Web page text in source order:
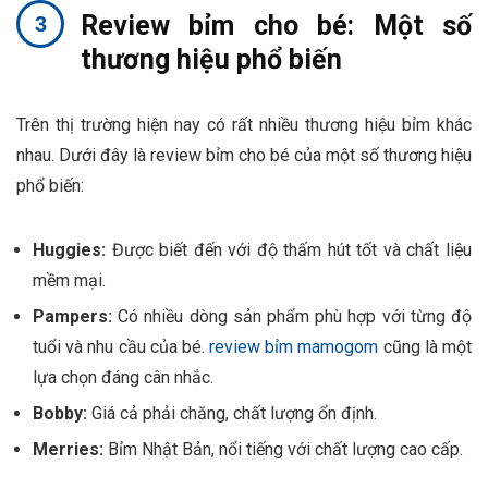
Review bỉm cho bé: Một số
thương hiệu phổ biến
Trên thị trường hiện nay có rất nhiều thương hiệu bỉm khác
nhau. Dưới đây là review bỉm cho bé của một số thương hiệu
phổ biến:
Huggies: Được biết đến với độ thấm hút tốt và chất liệu
mềm mại.
Pampers: Có nhiều dòng sản phẩm phù hợp với từng độ
tuổi và nhu cầu của bé.review bỉm mamogom cũng là một
lựa chọn đáng cân nhắc.
Bobby: Giá cả phải chăng, chất lượng ổn định.
Merries: Bỉm Nhật Bản, nổi tiếng với chất lượng cao cấp.